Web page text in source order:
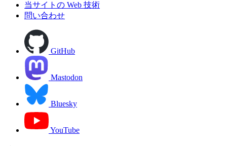
当サイトの Web 技術
問い合わせ
GitHub
Mastodon
Bluesky
YouTube